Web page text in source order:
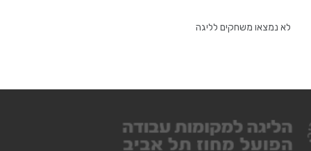
לא נמצאו משחקים לליגה